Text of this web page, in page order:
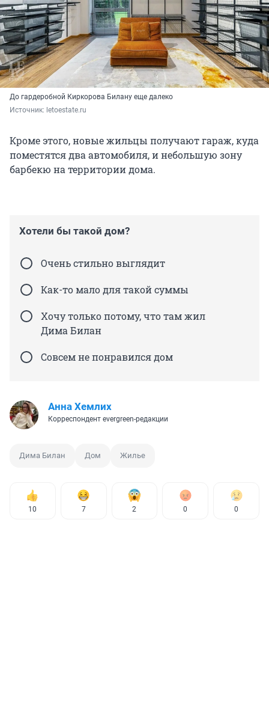
До гардеробной Киркорова Билану еще далеко
Источник: letoestate.ru
Кроме этого, новые жильцы получают гараж, куда
поместятся два автомобиля, и небольшую зону
барбекю на территории дома.
Хотели бы такой дом?
Очень стильно выглядит
Как-то мало для такой суммы
Хочу только потому, что там жил
Дима Билан
Совсем не понравился дом
Анна Хемлих
Корреспондент evergreen-редакции
Дима Билан Дом Жилье
10 7 2 0 0